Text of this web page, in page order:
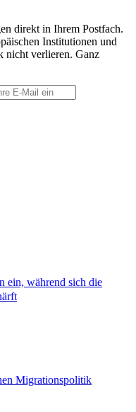
direkt in Ihrem Postfach.
Institutionen und
nicht verlieren. Ganz
ein, während sich die
Migrationspolitik